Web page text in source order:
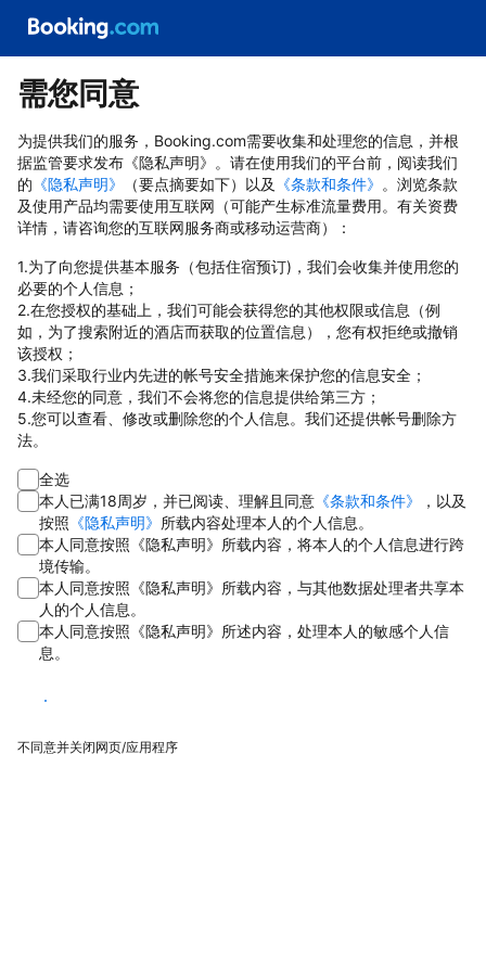
需您同意
为提供我们的服务，Booking.com需要收集和处理您的信息，并根
据监管要求发布《隐私声明》。请在使用我们的平台前，阅读我们
的 《隐私声明》 （要点摘要如下）以及 《条款和条件》 。浏览条款
及使用产品均需要使用互联网（可能产生标准流量费用。有关资费
详情，请咨询您的互联网服务商或移动运营商）：
1.为了向您提供基本服务（包括住宿预订)，我们会收集并使用您的
必要的个人信息；
2.在您授权的基础上，我们可能会获得您的其他权限或信息（例
如，为了搜索附近的酒店而获取的位置信息），您有权拒绝或撤销
该授权；
3.我们采取行业内先进的帐号安全措施来保护您的信息安全；
4.未经您的同意，我们不会将您的信息提供给第三方；
5.您可以查看、修改或删除您的个人信息。我们还提供帐号删除方
法。
全选
本人已满18周岁，并已阅读、理解且同意 《条款和条件》
，以及
按照 《隐私声明》 所载内容处理本人的个人信息。
本人同意按照《隐私声明》所载内容，将本人的个人信息进行跨
境传输。
本人同意按照《隐私声明》所载内容，与其他数据处理者共享本
人的个人信息。
本人同意按照《隐私声明》所述内容，处理本人的敏感个人信
息。
同意
不同意并关闭网页/应用程序